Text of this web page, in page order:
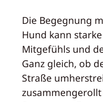
Die Begegnung
Hund kann
Mitgefühls und
Ganz gleich, ob
Straße